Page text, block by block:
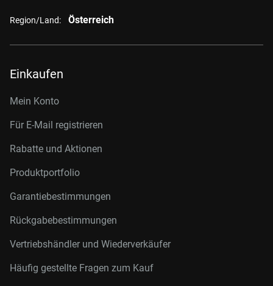
Region/Land: Österreich
Einkaufen
Mein Konto
Für E-Mail registrieren
Rabatte und Aktionen
Produktportfolio
Garantiebestimmungen
Rückgabebestimmungen
Vertriebshändler und Wiederverkäufer
Häufig gestellte Fragen zum Kauf